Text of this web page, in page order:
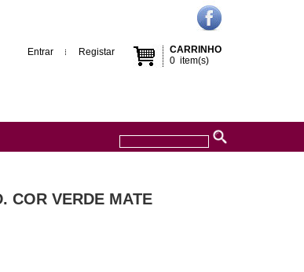
CARRINHO
0 item(s)
Entrar Registar
COR VERDE MATE